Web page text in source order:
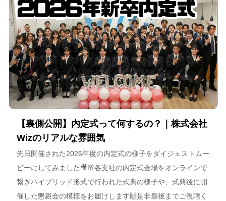
【裏側公開】内定式って何するの？｜株式会社
Wizのリアルな雰囲気
先日開催された2026年度の内定式の様子をダイジェストムー
ビーにしてみました🎥🌸各支社の内定式会場をオンラインで
繋ぎハイブリッド形式で行われた式典の様子や、式典後に開
催した懇親会の模様をお届けします🙌是非最後までご視聴く